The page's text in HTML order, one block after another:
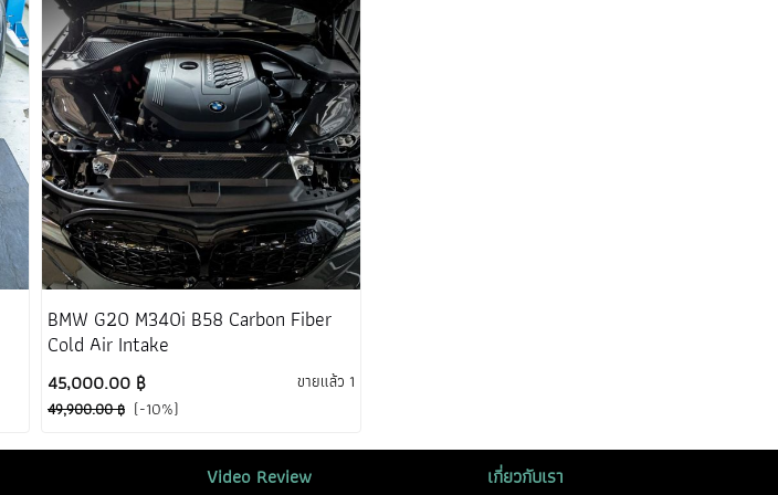
BMW G20 M340i B58 Carbon Fiber
Cold Air Intake
45,000.00 ฿
49,900.00 ฿ (-10%)
ขายแล้ว 1
Video Review เกี่ยวกับเรา